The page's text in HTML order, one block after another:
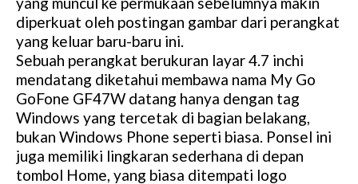
diperkuat oleh postingan gambar dari perangkat
yang keluar baru-baru ini.
Sebuah perangkat berukuran layar 4.7 inchi
mendatang diketahui membawa nama My Go
GoFone GF47W datang hanya dengan tag
Windows yang tercetak di bagian belakang,
bukan Windows Phone seperti biasa. Ponsel ini
juga memiliki lingkaran sederhana di depan
tombol Home, yang biasa ditempati logo